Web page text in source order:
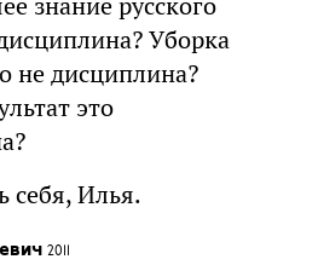
Уборка
не дисциплина?
это
Илья.
2011